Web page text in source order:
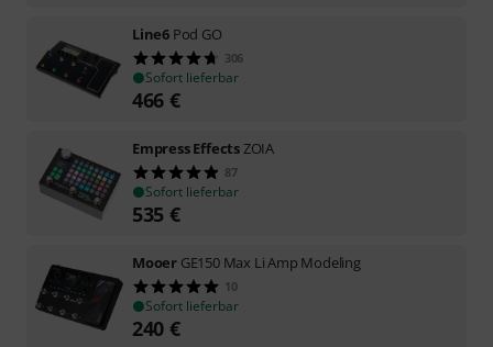
Line6 Pod GO
306
Sofort lieferbar
466 €
Empress EffectsZOIA
87
Sofort lieferbar
535 €
Mooer GE150 Max Li Amp Modeling
10
Sofort lieferbar
240 €